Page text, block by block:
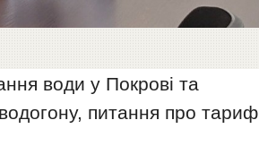
води у Покрові та
питання про тариф